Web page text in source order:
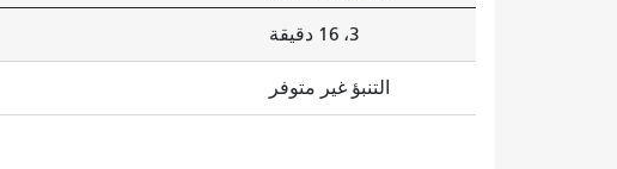
3، 16 دقيقة
التنبؤ غير متوفر